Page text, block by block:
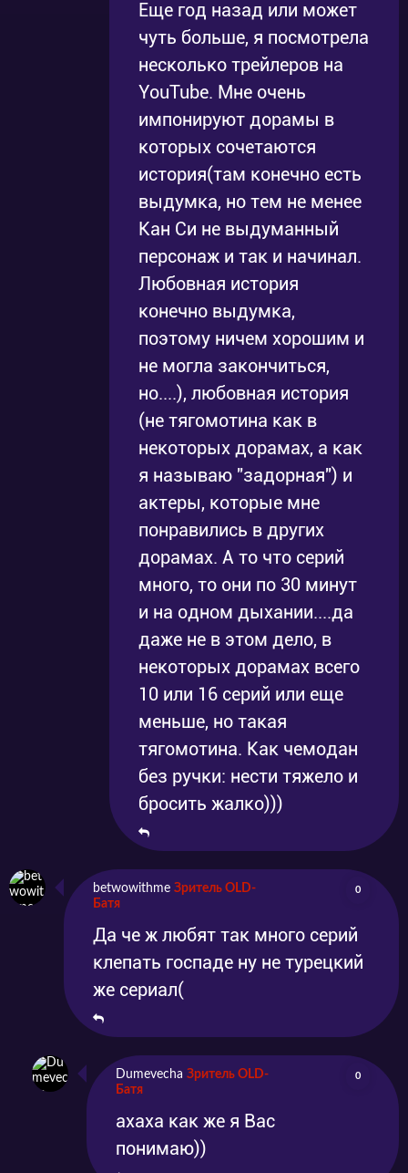
Еще год назад или может
чуть больше, я посмотрела
несколько трейлеров на
YouTube. Мне очень
импонируют дорамы в
которых сочетаются
история(там конечно есть
выдумка, но тем не менее
Кан Си не выдуманный
персонаж и так и начинал.
Любовная история
конечно выдумка,
поэтому ничем хорошим и
не могла закончиться,
но....), любовная история
(не тягомотина как в
некоторых дорамах, а как
я называю "задорная") и
актеры, которые мне
понравились в других
дорамах. А то что серий
много, то они по 30 минут
и на одном дыхании....да
даже не в этом дело, в
некоторых дорамах всего
10 или 16 серий или еще
меньше, но такая
тягомотина. Как чемодан
без ручки: нести тяжело и
бросить жалко)))
betwowithme Зритель OLD-
Батя
0
Да че ж любят так много серий
клепать госпаде ну не турецкий
же сериал(
Dumevecha Зритель OLD-
Батя
0
ахаха как же я Вас
понимаю))